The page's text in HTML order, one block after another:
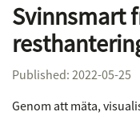
Svinnsmart
Published: 2022-05-25
Genom att mäta,